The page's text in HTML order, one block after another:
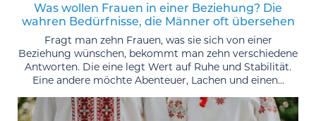
Was wollen Frauen in einer Beziehung? Die
wahren Bedürfnisse, die Männer oft übersehen
Fragt man zehn Frauen, was sie sich von einer
Beziehung wünschen, bekommt man zehn verschiedene
Antworten. Die eine legt Wert auf Ruhe und Stabilität.
Eine andere möchte Abenteuer, Lachen und einen...